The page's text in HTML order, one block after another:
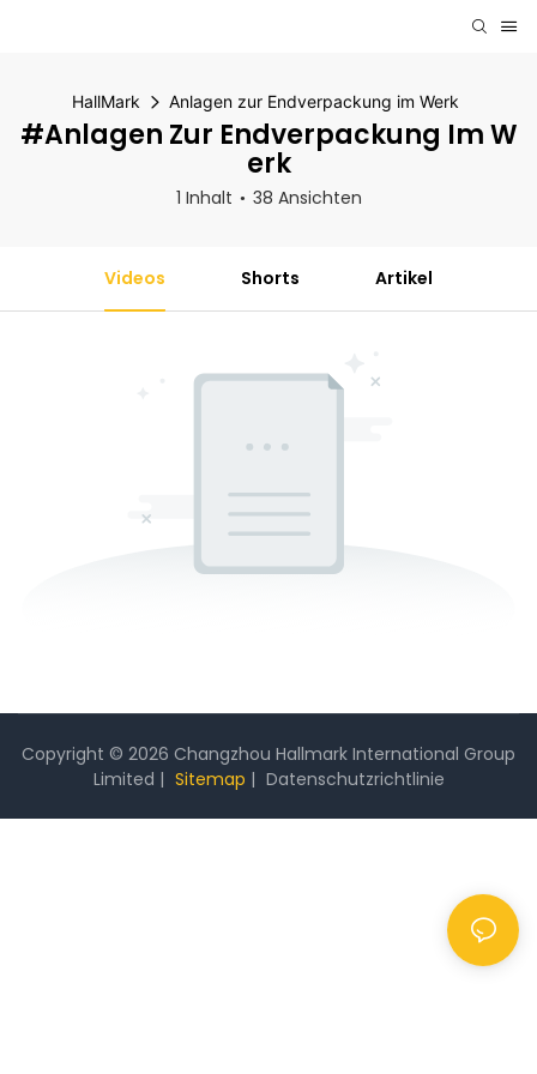
HallMark Anlagen zur Endverpackung im Werk
#Anlagen Zur Endverpackung Im W
Erk
1 Inhalt 38 Ansichten
Videos Shorts Artikel
Copyright © 2026 Changzhou Hallmark International Group
Limited | Sitemap | Datenschutzrichtlinie